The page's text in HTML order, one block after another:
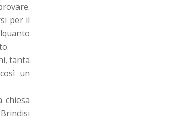
per il
tanta
un
chiesa